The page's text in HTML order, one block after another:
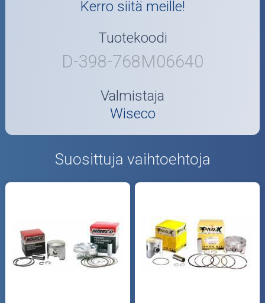
Kerro siitä meille!
Tuotekoodi
D-398-768M06640
Valmistaja
Wiseco
Suosittuja vaihtoehtoja